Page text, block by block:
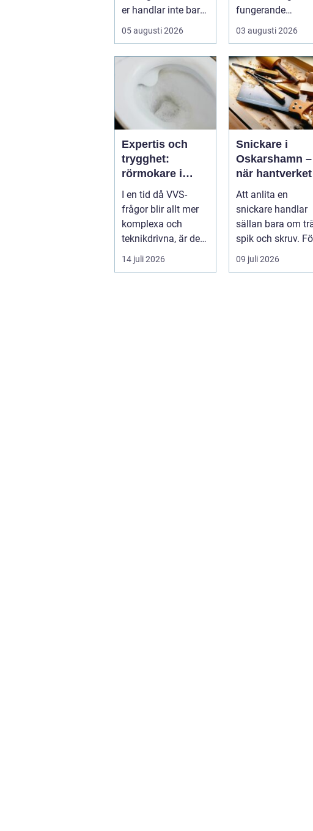
er handlar inte bara
betongrecept elle...
05 augusti 2026
fungerande
fastigheter,
VA-nät och trygg
hante...
03 augusti 2026
Expertis och
trygghet:
rörmokare i
jämtland
I en tid då VVS-
frågor blir allt mer
komplexa och
teknikdrivna, är det
viktigare &a...
14 juli 2026
Snickare i
Oskarshamn –
när hantverket
gör skillnad i
vardagen
Att anlita en
snickare handlar
sällan bara om
spik och skruv.
många i ...
09 juli 2026